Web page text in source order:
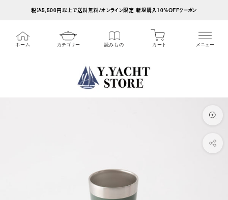
税込5,500円以上で送料無料/オンライン限定 新規購入10%OFFクーポン
ホーム カテゴリー 読みもの カート メニュー